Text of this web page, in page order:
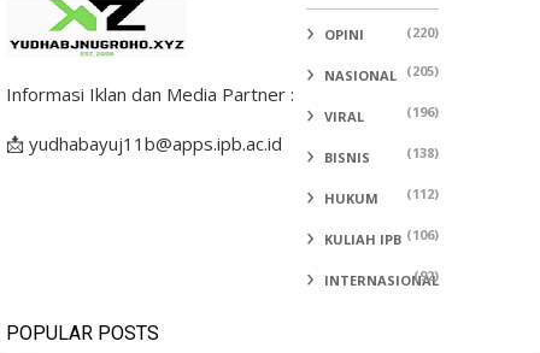
Informasi Iklan dan Media Partner :
📩 yudhabayuj11b@apps.ipb.ac.id
OPINI (220)
NASIONAL (205)
VIRAL (196)
BISNIS (138)
HUKUM (112)
KULIAH IPB (106)
INTERNASIONAL
(92)
POPULAR POSTS